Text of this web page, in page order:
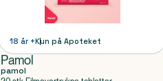
18 år +Kun på Apoteket
Pamol
pamol